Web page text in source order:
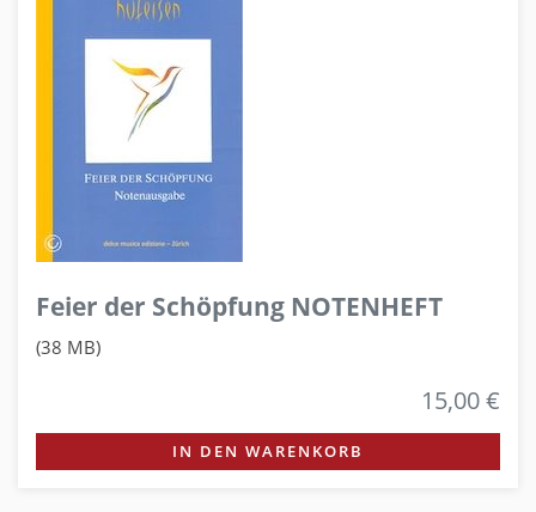
Feier der Schöpfung NOTENHEFT
(38 MB)
15,00 €
IN DEN WARENKORB